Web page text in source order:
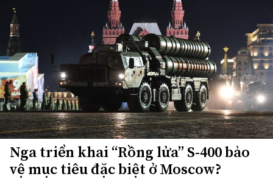
Nga triển khai “Rồng lửa” S-400 bảo
vệ mục tiêu đặc biệt ở Moscow?